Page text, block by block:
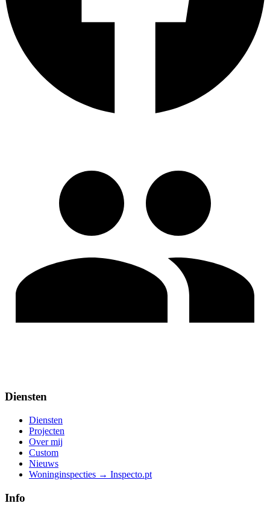
Diensten
Diensten
Projecten
Over mij
Custom
Nieuws
Woninginspecties → Inspecto.pt
Info